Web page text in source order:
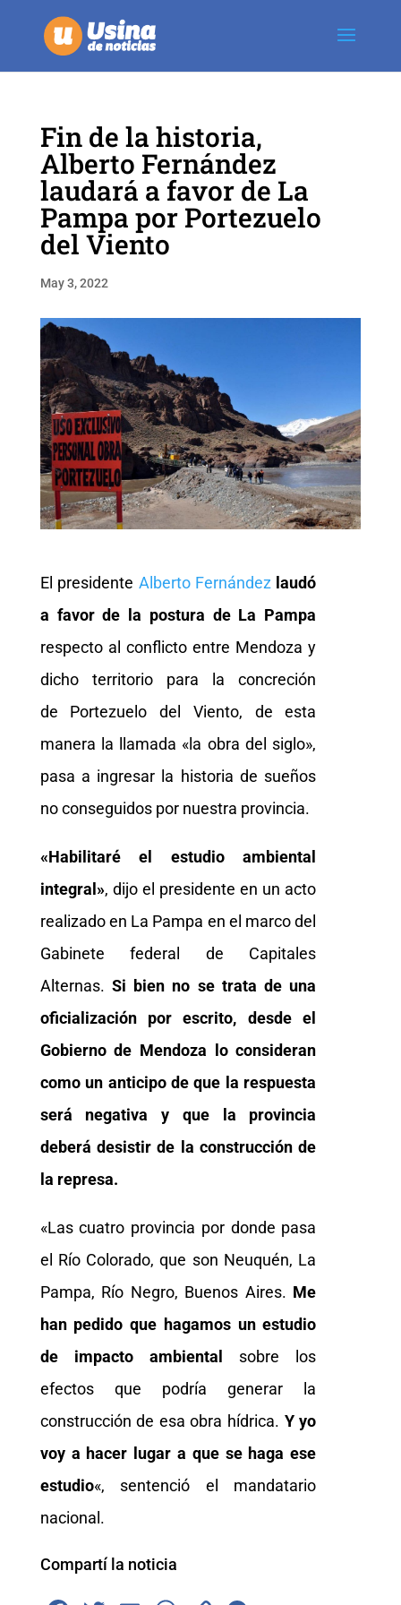
Fin de la historia,
Alberto Fernández
laudará a favor de La
Pampa por Portezuelo
del Viento
May 3, 2022
El presidente Alberto Fernández laudó
a favor de la postura de La Pampa
respecto al conflicto entre Mendoza y
dicho territorio para la concreción
de Portezuelo del Viento, de esta
manera la llamada «la obra del siglo»,
pasa a ingresar la historia de sueños
no conseguidos por nuestra provincia.
«Habilitaré el estudio ambiental
integral», dijo el presidente en un acto
realizado en La Pampa en el marco del
Gabinete federal de Capitales
Alternas. Si bien no se trata de una
oficialización por escrito, desde el
Gobierno de Mendoza lo consideran
como un anticipo de que la respuesta
será negativa y que la provincia
deberá desistir de la construcción de
la represa.
«Las cuatro provincia por donde pasa
el Río Colorado, que son Neuquén, La
Pampa, Río Negro, Buenos Aires. Me
han pedido que hagamos un estudio
de impacto ambiental
sobre los
efectos que podría generar la
construcción de esa obra hídrica. Y yo
voy a hacer lugar a que se haga ese
estudio«, sentenció el mandatario
nacional.
Compartí la noticia